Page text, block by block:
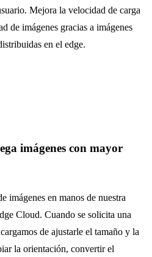
Mejora la velocidad de carga
de imágenes gracias a imágenes
en el edge.
imágenes con mayor
imágenes en manos de nuestra
Cloud. Cuando se solicita una
de ajustarle el tamaño y la
la orientación, convertir el